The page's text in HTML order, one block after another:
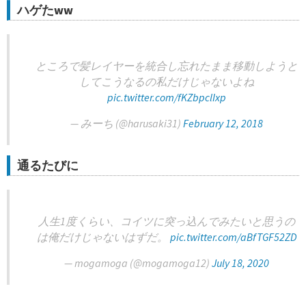
ハゲたww
ところで髪レイヤーを統合し忘れたまま移動しようと
してこうなるの私だけじゃないよね
pic.twitter.com/fKZbpclIxp
— みーち (@harusaki31) February 12, 2018
通るたびに
人生1度くらい、コイツに突っ込んでみたいと思うの
は俺だけじゃないはずだ。 pic.twitter.com/aBfTGF52ZD
— mogamoga (@mogamoga12) July 18, 2020